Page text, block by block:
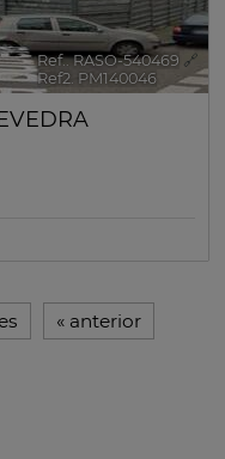
Ref.. RASO-540469 🔗
Ref2. PM140046
« anterior